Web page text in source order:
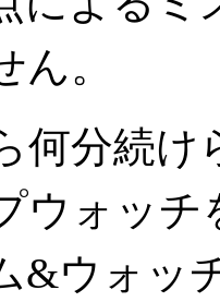
ん。
何分続け
ウォッ
&ウォッ